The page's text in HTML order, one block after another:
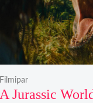
A Jurassic
Filmipar